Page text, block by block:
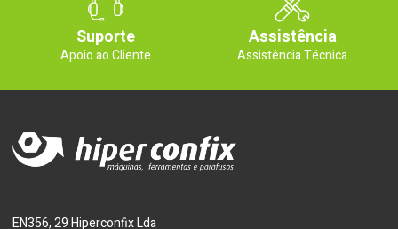
Suporte
Apoio ao Cliente
Assistência
Assistência Técnica
EN356, 29 Hiperconfix Lda